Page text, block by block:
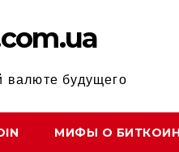
валюте будущего
МИФЫ О